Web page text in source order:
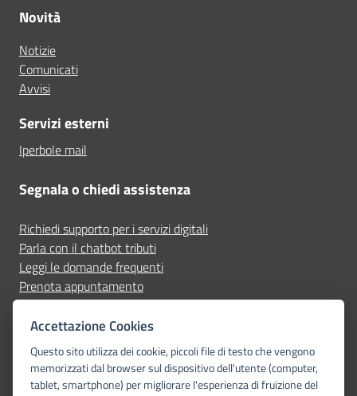
Novità
Notizie
Comunicati
Avvisi
Servizi esterni
Iperbole mail
Segnala o chiedi assistenza
Richiedi supporto per i servizi digitali
Parla con il chatbot tributi
Leggi le domande frequenti
Prenota appuntamento
Segnala disservizio
Seguici su
Accettazione Cookies
Questo sito utilizza dei cookie, piccoli file di testo che vengono
memorizzati dal browser sul dispositivo dell'utente (computer,
tablet, smartphone) per migliorare l'esperienza di fruizione del